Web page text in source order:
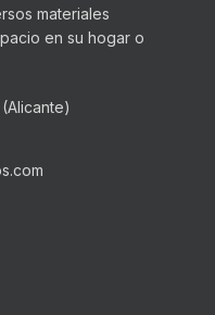
materiales
en su hogar o